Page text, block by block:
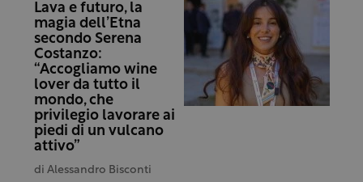
Lava e futuro, la
magia dell’Etna
secondo Serena
Costanzo:
“Accogliamo wine
lover da tutto il
mondo, che
privilegio lavorare ai
piedi di un vulcano
attivo”
di Alessandro Bisconti